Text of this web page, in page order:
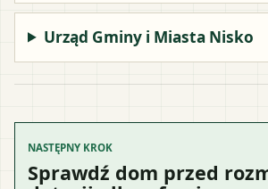
Urząd Gminy i Miasta Nisko
NASTĘPNY KROK
Sprawdź dom przed